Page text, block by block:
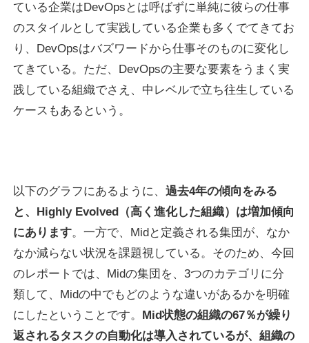
ている企業はDevOpsとは呼ばずに単純に彼らの仕事
のスタイルとして実践している企業も多くでてきてお
り、DevOpsはバズワードから仕事そのものに変化し
てきている。ただ、DevOpsの主要な要素をうまく実
践している組織でさえ、中レベルで立ち往生している
ケースもあるという。
以下のグラフにあるように、過去4年の傾向をみる
と、Highly Evolved（高く進化した組織）は増加傾向
にあります。一方で、Midと定義される集団が、なか
なか減らない状況を課題視している。そのため、今回
のレポートでは、Midの集団を、3つのカテゴリに分
類して、Midの中でもどのような違いがあるかを明確
にしたということです。
Mid状態の組織の67％が繰り
返されるタスクの自動化は導入されているが、組織の